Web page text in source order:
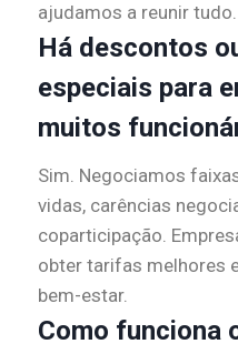
ajudamos a reunir tudo.
Há descontos
especiais para
muitos
Sim. Negociamos
vidas, carências
coparticipação.
obter tarifas melhores
bem-estar.
Como funciona